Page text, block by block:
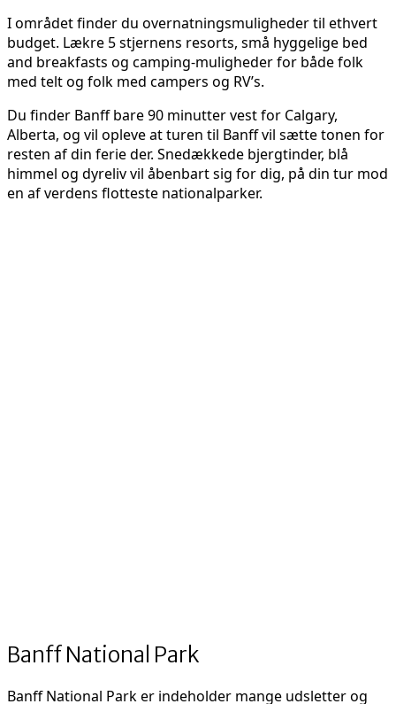
I området finder du overnatningsmuligheder til ethvert
budget. Lækre 5 stjernens resorts, små hyggelige bed
and breakfasts og camping-muligheder for både folk
med telt og folk med campers og RV’s.
Du finder Banff bare 90 minutter vest for Calgary,
Alberta, og vil opleve at turen til Banff vil sætte tonen for
resten af din ferie der. Snedækkede bjergtinder, blå
himmel og dyreliv vil åbenbart sig for dig, på din tur mod
en af verdens flotteste nationalparker.
Banff National Park
Banff National Park er indeholder mange udsletter og